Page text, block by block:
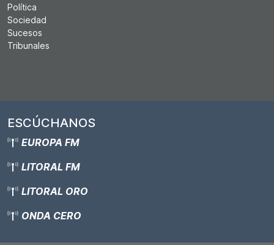
Política
Sociedad
Sucesos
Tribunales
ESCÚCHANOS
EUROPA FM
LITORAL FM
LITORAL ORO
ONDA CERO